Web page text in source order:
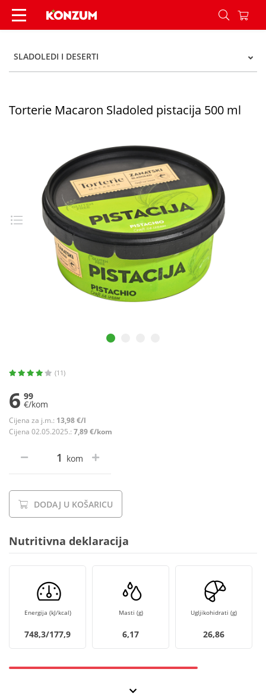
Torterie macaron slad pistacija 500ml - Konzum
SLADOLEDI I DESERTI
Torterie Macaron Sladoled pistacija 500 ml
(11)
6 99
€/kom
Cijena za j.m.: 13,98 €/l
Cijena 02.05.2025.: 7,89 €/kom
kom
DODAJ U KOŠARICU
Nutritivna deklaracija
Energija (kJ/kcal)
748,3/177,9
Masti (g)
6,17
Ugljikohidrati (g)
26,86